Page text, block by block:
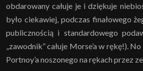
obdarowany całuje je i dziękuje
było ciekawiej, podczas finałowego
publicznością i standardowego
„zawodnik” całuje Morse’a w rękę!).
Portnoy’a noszonego na rękach przez